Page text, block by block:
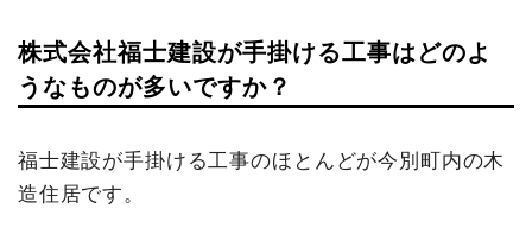
株式会社福士建設が手掛ける工事はどのよ
うなものが多いですか？
福士建設が手掛ける工事のほとんどが今別町内の木
造住居です。